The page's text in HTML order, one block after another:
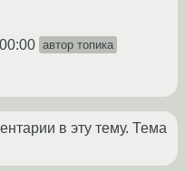
автор топика
в эту тему. Тема